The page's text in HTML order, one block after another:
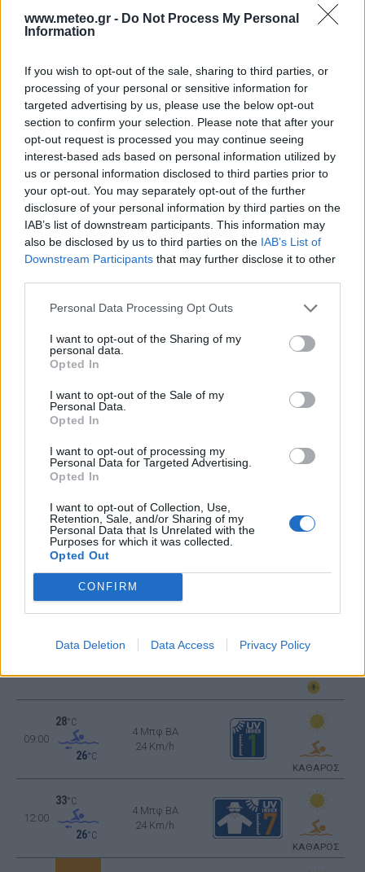
www.meteo.gr - Do Not Process My Personal
Information
If you wish to opt-out of the sale, sharing to third parties, or
processing of your personal or sensitive information for
targeted advertising by us, please use the below opt-out
section to confirm your selection. Please note that after your
opt-out request is processed you may continue seeing
interest-based ads based on personal information utilized by
us or personal information disclosed to third parties prior to
your opt-out. You may separately opt-out of the further
disclosure of your personal information by third parties on the
IAB’s list of downstream participants. This information may
also be disclosed by us to third parties on the IAB’s List of
Downstream Participants that may further disclose it to other
Personal Data Processing Opt Outs
I want to opt-out of the Sharing of my
personal data.
Opted In
I want to opt-out of the Sale of my
Personal Data.
Opted In
I want to opt-out of processing my
Personal Data for Targeted Advertising.
Opted In
I want to opt-out of Collection, Use,
Retention, Sale, and/or Sharing of my
Personal Data that Is Unrelated with the
Purposes for which it was collected.
Opted Out
CONFIRM
Data Deletion Data Access Privacy Policy
28°C
12:00
34 °C
26°C
5 Μπφ BA
35 Km/h
55km/h
ΚΑΘΑΡΟΣ
15:00
37°C
26°C
5 Μπφ BA
35 Km/h
55km/h
ΚΑΘΑΡΟΣ
18:00
°C
35 Km/h
ΚΑΘΑΡΟΣ
32°C
ΚΑΘΑΡΟΣ
ΤΡΙΤΗ11 ΑΥΓΟΥΣΤΟΥ
29°C
4 Μπφ BA
26°C
26°C
4 Μπφ B
ΚΑΘΑΡΟΣ
09:00
28°C
26°C
4 Μπφ BA
24 Km/h
ΚΑΘΑΡΟΣ
12:00
33°C
26°C
4 Μπφ BA
24 Km/h
ΚΑΘΑΡΟΣ